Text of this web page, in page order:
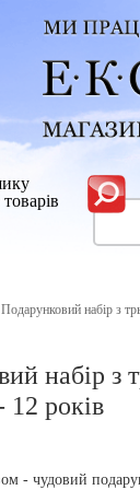
набір з
набір з
12 років
- чудовий